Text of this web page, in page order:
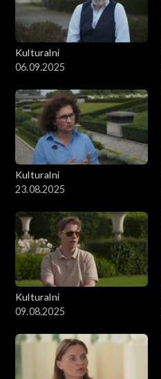
Kulturalni
06.09.2025
Kulturalni
23.08.2025
Kulturalni
09.08.2025